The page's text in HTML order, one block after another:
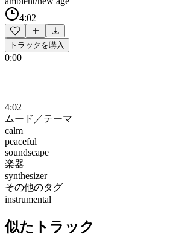
4:02
トラックを購入
0:00
4:02
ムード／テーマ
calm
peaceful
soundscape
楽器
synthesizer
その他のタグ
instrumental
似たトラック